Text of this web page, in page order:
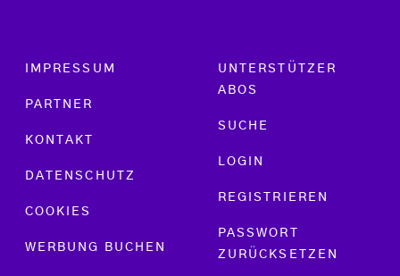
Footer menu
IMPRESSUM
PARTNER
KONTAKT
DATENSCHUTZ
COOKIES
WERBUNG BUCHEN
UNTERSTÜTZER
ABOS
SUCHE
LOGIN
REGISTRIEREN
PASSWORT
ZURÜCKSETZEN